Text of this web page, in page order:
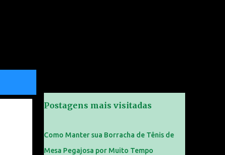
Postagens mais visitadas
Como Manter sua Borracha de Tênis de
Mesa Pegajosa por Muito Tempo